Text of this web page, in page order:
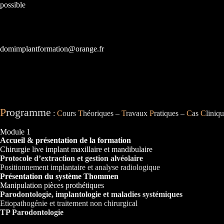
possible
domimplantformation@orange.fr
Programme : Cours Théoriques – Travaux Pratiques – Cas C
Module 1
Accueil & présentation de la formation
Chirurgie live implant maxillaire et mandibulaire
Protocole d’extraction et gestion alvéolaire
Positionnement implantaire et analyse radiologique
Présentation du système Thommen
Manipulation pièces prothétiques
Parodontologie, implantologie et maladies systémiques
Etiopathogénie et traitement non chirurgical
TP Parodontologie